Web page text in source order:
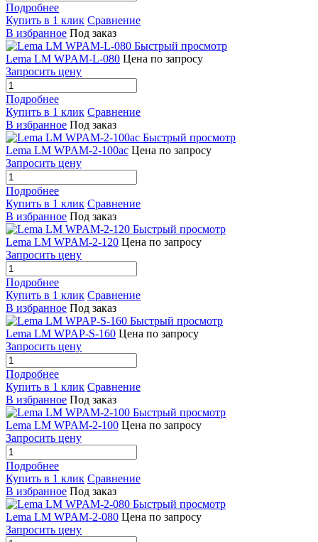
Подробнее
Купить в 1 клик Сравнение
В избранное Под заказ
Быстрый просмотр
Lema LM WPAM-L-080 Цена по запросу
Запросить цену
Подробнее
Купить в 1 клик Сравнение
В избранное Под заказ
Быстрый просмотр
Lema LM WPAM-2-100ac Цена по запросу
Запросить цену
Подробнее
Купить в 1 клик Сравнение
В избранное Под заказ
Быстрый просмотр
Lema LM WPAM-2-120 Цена по запросу
Запросить цену
Подробнее
Купить в 1 клик Сравнение
В избранное Под заказ
Быстрый просмотр
Lema LM WPAP-S-160 Цена по запросу
Запросить цену
Подробнее
Купить в 1 клик Сравнение
В избранное Под заказ
Быстрый просмотр
Lema LM WPAM-2-100 Цена по запросу
Запросить цену
Подробнее
Купить в 1 клик Сравнение
В избранное Под заказ
Быстрый просмотр
Lema LM WPAM-2-080 Цена по запросу
Запросить цену